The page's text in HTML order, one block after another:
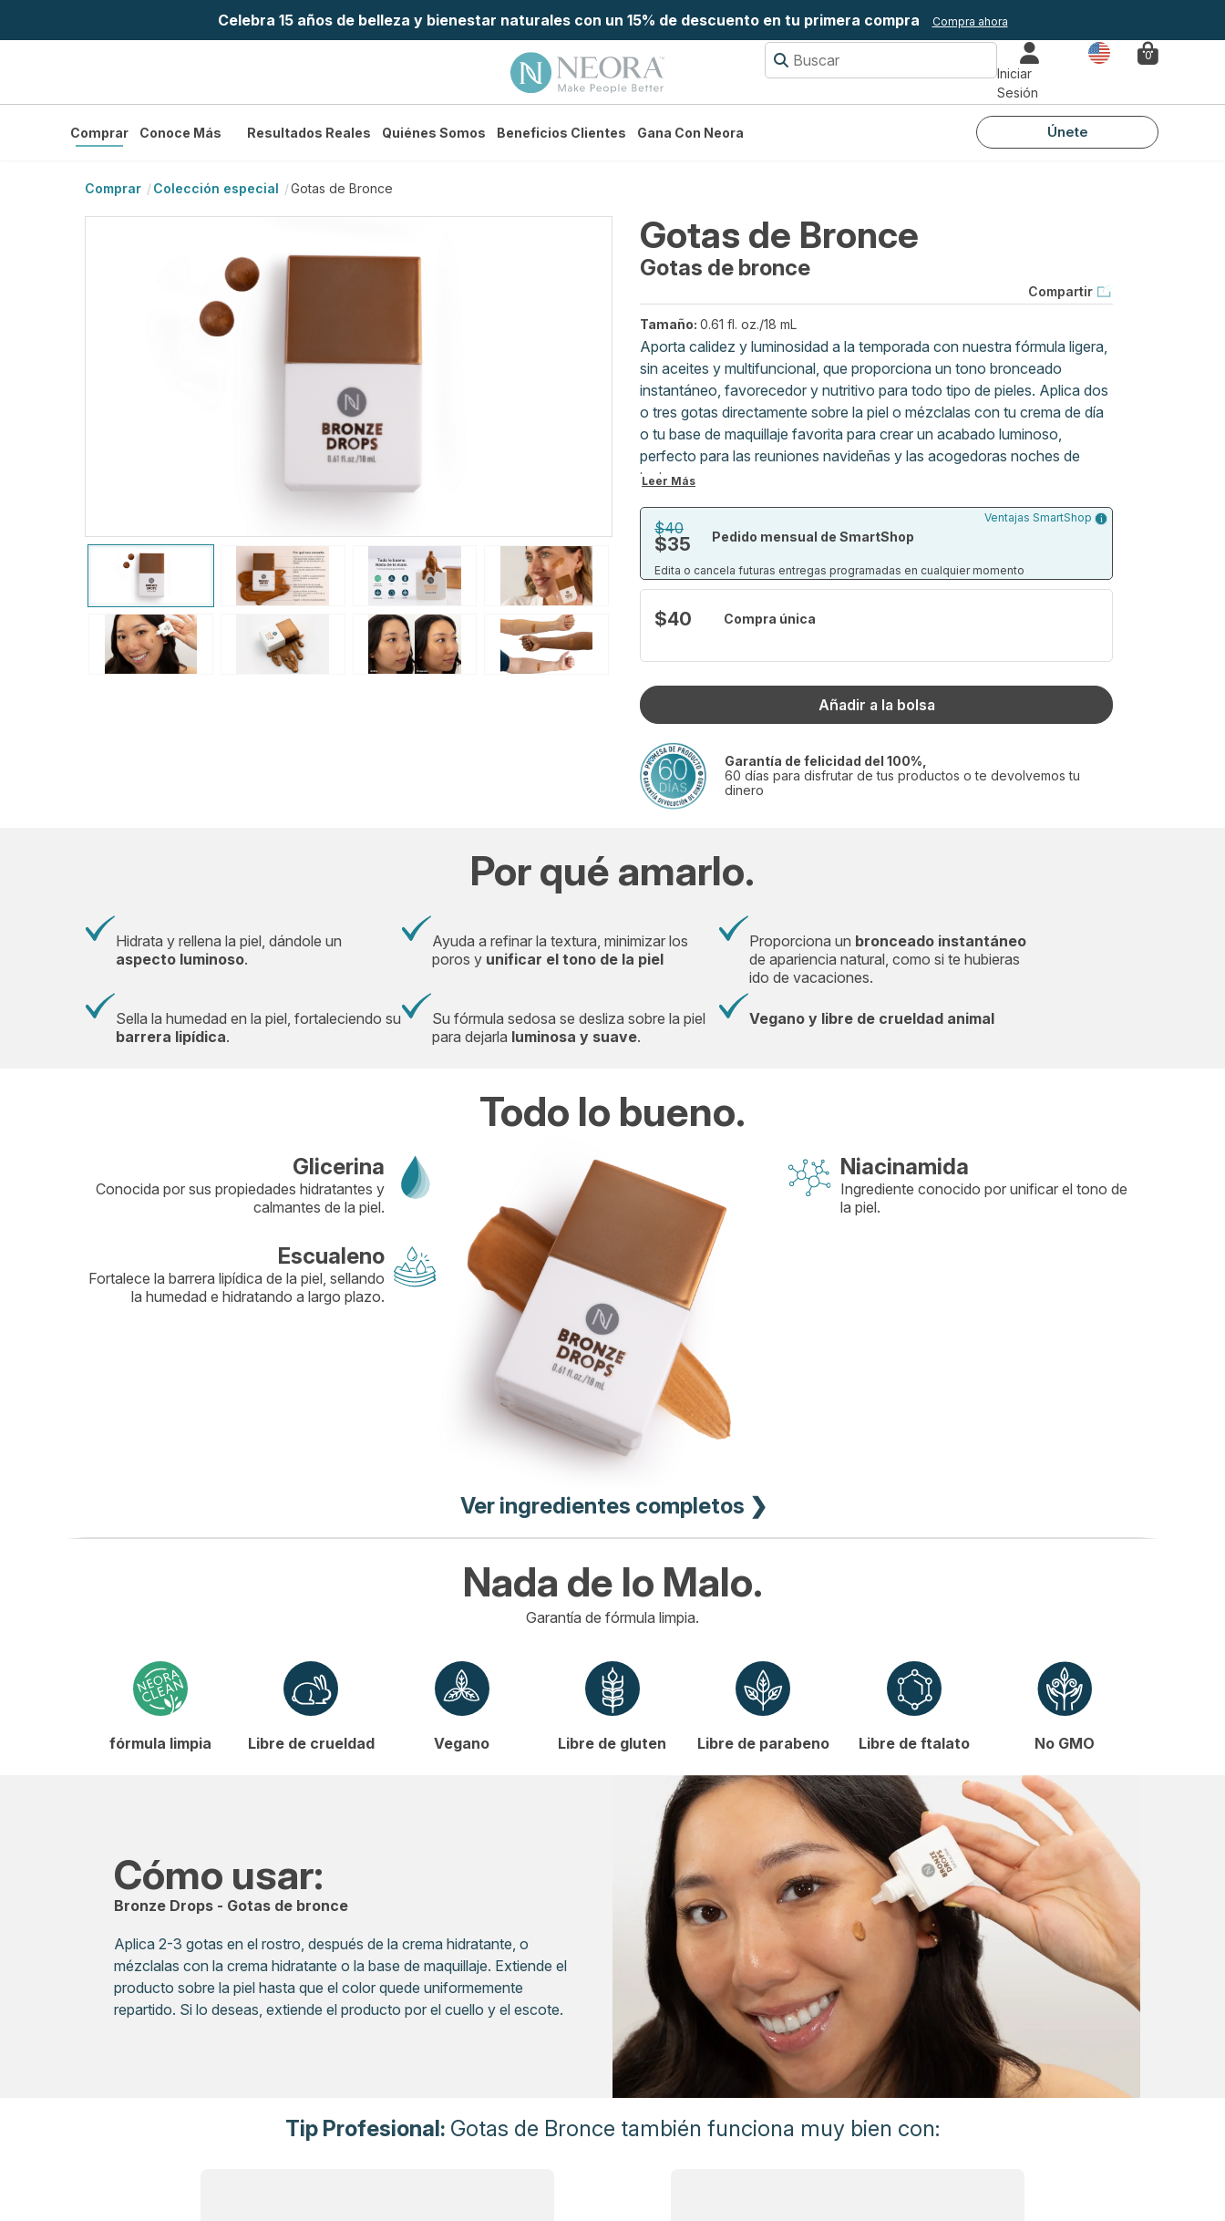
Celebra 15 años de belleza y bienestar naturales con un 15% de descuento en tu primera compra Compra ahora
Iniciar
Sesión
País 0
Comprar Conoce Más Resultados Reales Quiénes Somos Beneficios Clientes Gana Con Neora Únete
Comprar Colección especial Gotas de Bronce
Gotas de Bronce
Gotas de bronce
Compartir
Tamaño: 0.61 fl. oz./18 mL
Aporta calidez y luminosidad a la temporada con nuestra fórmula ligera,
sin aceites y multifuncional, que proporciona un tono bronceado
instantáneo, favorecedor y nutritivo para todo tipo de pieles. Aplica dos
o tres gotas directamente sobre la piel o mézclalas con tu crema de día
o tu base de maquillaje favorita para crear un acabado luminoso,
perfecto para las reuniones navideñas y las acogedoras noches de
invierno.
Formulado con una mezcla de ingredientes nutritivos que ayudan a
hidratar, rellenar y uniformar el tono, Bronze Drops aporta a la piel un
brillo juvenil y saludable con o sin maquillaje (¡o sin sol!).
Su fórmula sedosa y suave se funde fácilmente con la piel para crear
una base luminosa y natural. Una mezcla nutritiva de glicerina, que
un cutis suave y luminoso que estarás lista para lucir todo el verano.
Leer Más
$40
$35 Pedido mensual de SmartShop
Edita o cancela futuras entregas programadas en cualquier momento
Ventajas SmartShop
$40 Compra única
Añadir a la bolsa
Garantía de felicidad del 100%,
60 días para disfrutar de tus productos o te devolvemos tu
dinero
Por qué amarlo.
Hidrata y rellena la piel, dándole un
aspecto luminoso.
Ayuda a refinar la textura, minimizar los
poros y unificar el tono de la piel
Proporciona un bronceado instantáneo
de apariencia natural, como si te hubieras
ido de vacaciones.
Sella la humedad en la piel, fortaleciendo su
barrera lipídica.
Su fórmula sedosa se desliza sobre la piel
para dejarla luminosa y suave.
Vegano y libre de crueldad animal
Todo lo bueno.
Glicerina
Conocida por sus propiedades hidratantes y
calmantes de la piel.
Escualeno
Fortalece la barrera lipídica de la piel, sellando
la humedad e hidratando a largo plazo.
Niacinamida
Ingrediente conocido por unificar el tono de
la piel.
Ver ingredientes completos ❯
Nada de lo Malo.
Garantía de fórmula limpia.
fórmula limpia Libre de crueldad Vegano Libre de gluten Libre de parabeno Libre de ftalato No GMO
Cómo usar:
Bronze Drops - Gotas de bronce
Aplica 2-3 gotas en el rostro, después de la crema hidratante, o
mézclalas con la crema hidratante o la base de maquillaje. Extiende el
producto sobre la piel hasta que el color quede uniformemente
repartido. Si lo deseas, extiende el producto por el cuello y el escote.
Tip Profesional: Gotas de Bronce también funciona muy bien con: